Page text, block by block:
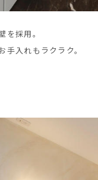
採用。
入れもラクラク。